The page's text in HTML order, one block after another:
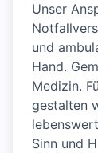
Unser
und
Hand.
Medizin.
gestalten
Sinn und